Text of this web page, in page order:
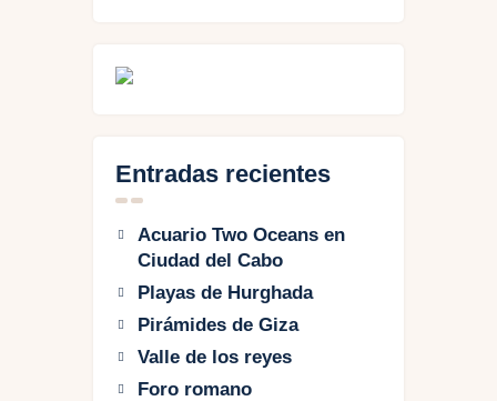
Entradas recientes
Acuario Two Oceans en
Ciudad del Cabo
Playas de Hurghada
Pirámides de Giza
Valle de los reyes
Foro romano